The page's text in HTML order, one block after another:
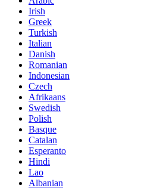
Irish
Greek
Turkish
Italian
Danish
Romanian
Indonesian
Czech
Afrikaans
Swedish
Polish
Basque
Catalan
Esperanto
Hindi
Lao
Albanian